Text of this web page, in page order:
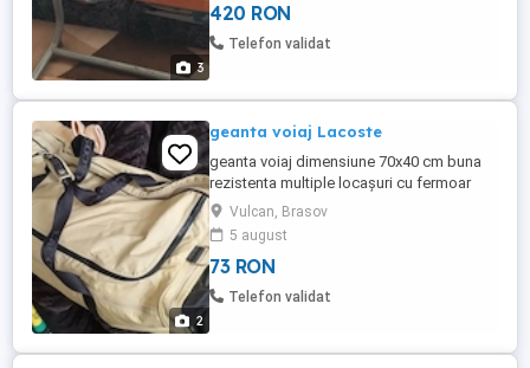
3
420 RON
Telefon validat
2
geanta voiaj Lacoste
geanta voiaj dimensiune 70x40 cm buna
rezistenta multiple locașuri cu fermoar
Vulcan, Brasov
5 august
73 RON
Telefon validat